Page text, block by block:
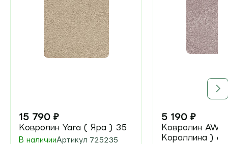
15 790 ₽
Ковролин Yara ( Яра ) 35
В наличииАртикул 725235
5 190 ₽
Ковролин AW
Кораллина ) 60